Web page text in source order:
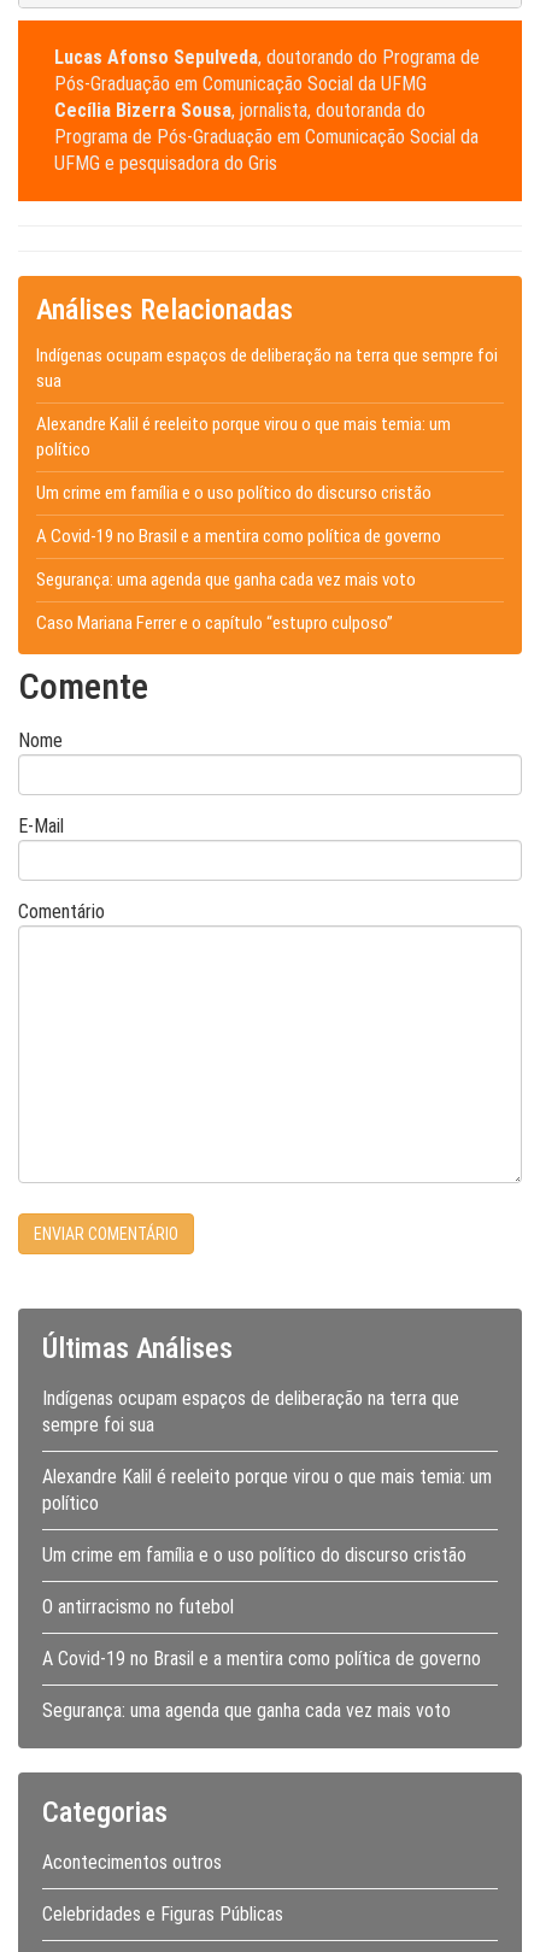
Lucas Afonso Sepulveda, doutorando do Programa de
Pós-Graduação em Comunicação Social da UFMG
Cecília Bizerra Sousa, jornalista, doutoranda do
Programa de Pós-Graduação em Comunicação Social da
UFMG e pesquisadora do Gris
Análises Relacionadas
Indígenas ocupam espaços de deliberação na terra que sempre foi
sua
Alexandre Kalil é reeleito porque virou o que mais temia: um
político
Um crime em família e o uso político do discurso cristão
A Covid-19 no Brasil e a mentira como política de governo
Segurança: uma agenda que ganha cada vez mais voto
Caso Mariana Ferrer e o capítulo “estupro culposo”
Comente
Nome
E-Mail
Comentário
Últimas Análises
Indígenas ocupam espaços de deliberação na terra que
sempre foi sua
Alexandre Kalil é reeleito porque virou o que mais temia: um
político
Um crime em família e o uso político do discurso cristão
O antirracismo no futebol
A Covid-19 no Brasil e a mentira como política de governo
Segurança: uma agenda que ganha cada vez mais voto
Categorias
Acontecimentos outros
Celebridades e Figuras Públicas